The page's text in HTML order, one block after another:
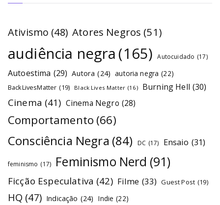
Ativismo (48) Atores Negros (51)
audiência negra (165) Autocuidado (17)
Autoestima (29) Autora (24) autoria negra (22)
BackLivesMatter (19) Black Lives Matter (16) Burning Hell (30)
Cinema (41) Cinema Negro (28)
Comportamento (66)
Consciência Negra (84) DC (17) Ensaio (31)
feminismo (17) Feminismo Nerd (91)
Ficção Especulativa (42) Filme (33) Guest Post (19)
HQ (47) Indicação (24) Indie (22)